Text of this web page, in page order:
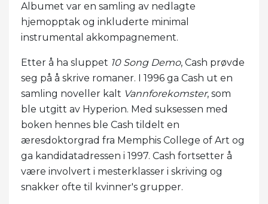
Albumet var en samling av nedlagte
hjemopptak og inkluderte minimal
instrumental akkompagnement.
Etter å ha sluppet 10 Song Demo, Cash prøvde
seg på å skrive romaner. I 1996 ga Cash ut en
samling noveller kalt Vannforekomster, som
ble utgitt av Hyperion. Med suksessen med
boken hennes ble Cash tildelt en
æresdoktorgrad fra Memphis College of Art og
ga kandidatadressen i 1997. Cash fortsetter å
være involvert i mesterklasser i skriving og
snakker ofte til kvinner's grupper.